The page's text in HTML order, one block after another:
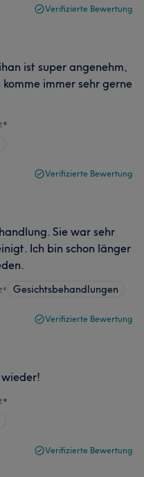
Verifizierte Bewertung
ist super angenehm,
immer sehr gerne
•
Verifizierte Bewertung
Sie war sehr
Ich bin schon länger
• Gesichtsbehandlungen
Verifizierte Bewertung
•
Verifizierte Bewertung